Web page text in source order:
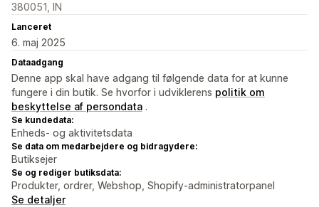
380051, IN
Lanceret
6. maj 2025
Dataadgang
Denne app skal have adgang til følgende data for at kunne
fungere i din butik. Se hvorfor i udviklerens politik om
beskyttelse af persondata .
Se kundedata:
Enheds- og aktivitetsdata
Se data om medarbejdere og bidragydere:
Butiksejer
Se og rediger butiksdata:
Produkter, ordrer, Webshop, Shopify-administratorpanel
Se detaljer